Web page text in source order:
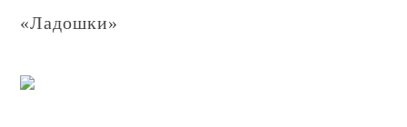
«Ладошки»